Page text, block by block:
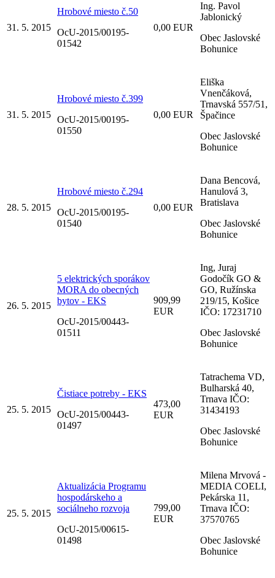
31. 5. 2015
Hrobové miesto č.50
OcU-2015/00195-
01542
0,00 EUR
Ing. Pavol
Jablonický
Obec Jaslovské
Bohunice
31. 5. 2015
Hrobové miesto č.399
OcU-2015/00195-
01550
0,00 EUR
Eliška
Vnenčáková,
Trnavská 557/51,
Špačince
Obec Jaslovské
Bohunice
28. 5. 2015
Hrobové miesto č.294
OcU-2015/00195-
01540
0,00 EUR
Dana Bencová,
Hanulová 3,
Bratislava
Obec Jaslovské
Bohunice
26. 5. 2015
5 elektrických sporákov
MORA do obecných
bytov - EKS
OcU-2015/00443-
01511
909,99
EUR
Ing, Juraj
Godočík GO &
GO, Ružínska
219/15, Košice
IČO: 17231710
Obec Jaslovské
Bohunice
25. 5. 2015
Čistiace potreby - EKS
OcU-2015/00443-
01497
473,00
EUR
Tatrachema VD,
Bulharská 40,
Trnava IČO:
31434193
Obec Jaslovské
Bohunice
25. 5. 2015
Aktualizácia Programu
hospodárskeho a
sociálneho rozvoja
OcU-2015/00615-
01498
799,00
EUR
Milena Mrvová -
MEDIA COELI,
Pekárska 11,
Trnava IČO:
37570765
Obec Jaslovské
Bohunice